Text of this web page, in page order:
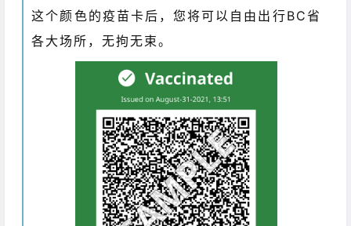
这个颜色的疫苗卡后，您将可以自由出行BC省
各大场所，无拘无束。